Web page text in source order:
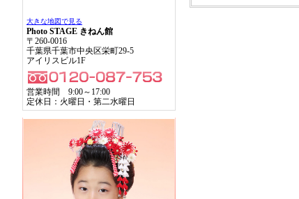
大きな地図で見る
Photo STAGE きねん館
〒260-0016
千葉県千葉市中央区栄町29-5
アイリスビル1F
営業時間 9:00～17:00
定休日：火曜日・第二水曜日